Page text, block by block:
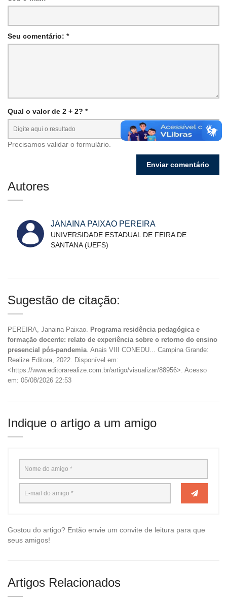
Seu comentário: *
Qual o valor de 2 + 2? *
Precisamos validar o formulário.
Autores
JANAINA PAIXAO PEREIRA
UNIVERSIDADE ESTADUAL DE FEIRA DE
SANTANA (UEFS)
Sugestão de citação:
PEREIRA, Janaina Paixao. Programa residência pedagógica e
formação docente: relato de experiência sobre o retorno do ensino
presencial pós-pandemia . Anais VIII CONEDU... Campina Grande:
Realize Editora, 2022. Disponível em:
<https://www.editorarealize.com.br/artigo/visualizar/88956>. Acesso
em: 05/08/2026 22:53
Indique o artigo a um amigo
Gostou do artigo? Então envie um convite de leitura para que
seus amigos!
Artigos Relacionados